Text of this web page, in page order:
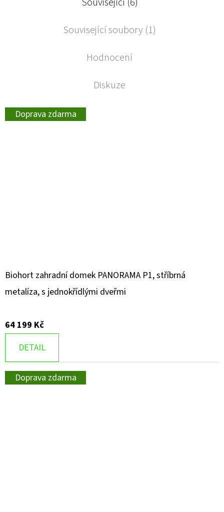
Související soubory (1)
Hodnocení
Diskuze
Doprava zdarma
Biohort zahradní domek PANORAMA P1, stříbrná
metalíza, s jednokřídlými dveřmi
64 199 Kč
DETAIL
Doprava zdarma